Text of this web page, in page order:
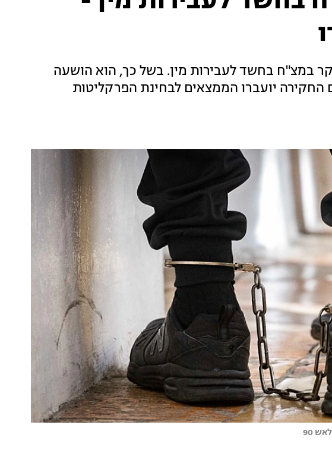
במצ"ח בחשד לעבירות מין. בשל כך, הוא הושעה
יועברו הממצאים לבחינת הפרקליטות
90